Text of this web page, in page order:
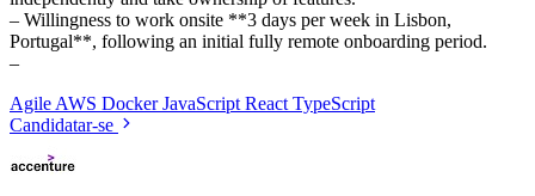
– Willingness to work onsite **3 days per week in Lisbon,
Portugal**, following an initial fully remote onboarding period.
–
Agile AWS DockerJavaScript React TypeScript
Candidatar-se